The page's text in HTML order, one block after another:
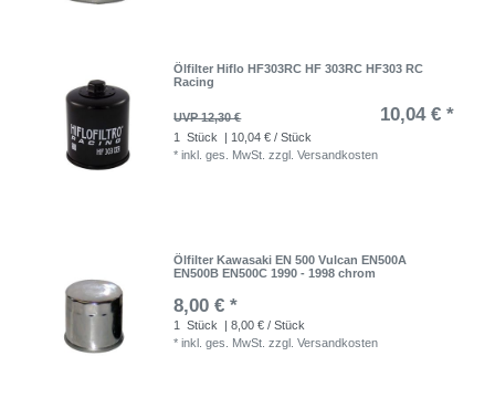
Ölfilter Hiflo HF303RC HF 303RC HF303 RC
Racing
UVP 12,30 € 10,04 € *
1 Stück
| 10,04 € / Stück
*inkl. ges. MwSt. zzgl.Versandkosten
Ölfilter Kawasaki EN 500 Vulcan EN500A
EN500B EN500C 1990 - 1998 chrom
8,00 € *
1 Stück
| 8,00 € / Stück
*inkl. ges. MwSt. zzgl.Versandkosten